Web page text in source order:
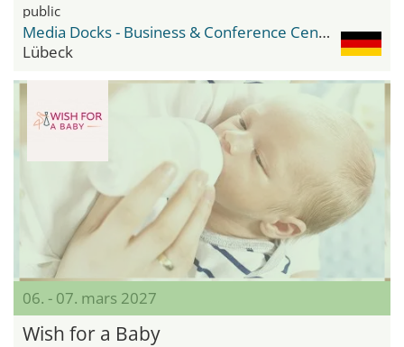
public
Media Docks - Business & Conference Center
Lübeck
06. - 07. mars 2027
Wish for a Baby